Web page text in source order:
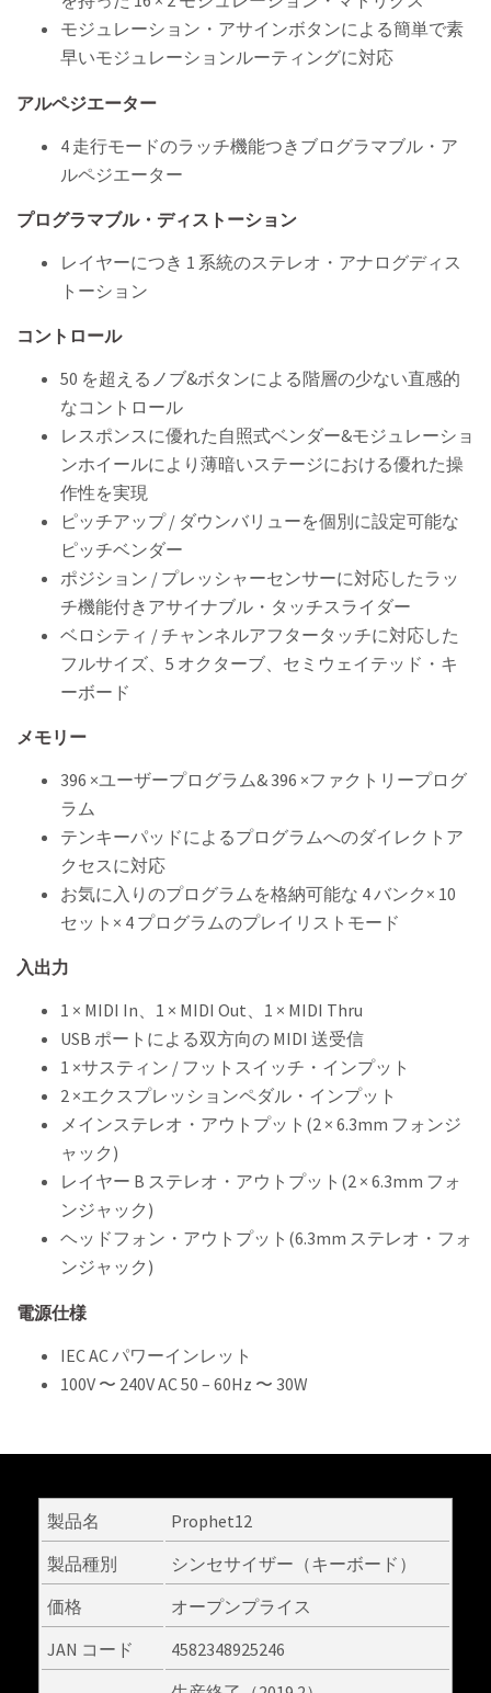
モジュレーション・アサインボタンによる簡単で素
早いモジュレーションルーティングに対応
アルペジエーター
4 走行モードのラッチ機能つきブログラマブル・ア
ルペジエーター
プログラマブル・ディストーション
レイヤーにつき 1 系統のステレオ・アナログディス
トーション
コントロール
50 を超えるノブ&ボタンによる階層の少ない直感的
なコントロール
レスポンスに優れた自照式ベンダー&モジュレーショ
ンホイールにより薄暗いステージにおける優れた操
作性を実現
ピッチアップ / ダウンバリューを個別に設定可能な
ピッチベンダー
ポジション / プレッシャーセンサーに対応したラッ
チ機能付きアサイナブル・タッチスライダー
ベロシティ / チャンネルアフタータッチに対応した
フルサイズ、5 オクターブ、セミウェイテッド・キ
ーボード
メモリー
396 ×ユーザープログラム& 396 ×ファクトリープログ
ラム
テンキーパッドによるプログラムへのダイレクトア
クセスに対応
お気に入りのプログラムを格納可能な 4 バンク× 10
セット× 4 プログラムのプレイリストモード
入出力
1 × MIDI In、1 × MIDI Out、1 × MIDI Thru
USB ポートによる双方向の MIDI 送受信
1 ×サスティン / フットスイッチ・インプット
2 ×エクスプレッションペダル・インプット
メインステレオ・アウトプット(2 × 6.3mm フォンジ
ャック)
レイヤー B ステレオ・アウトプット(2 × 6.3mm フォ
ンジャック)
ヘッドフォン・アウトプット(6.3mm ステレオ・フォ
ンジャック)
電源仕様
IEC AC パワーインレット
100V 〜 240V AC 50 – 60Hz 〜 30W
製品名
Prophet12
製品種別
シンセサイザー（キーボード）
価格
オープンプライス
JAN コード
4582348925246